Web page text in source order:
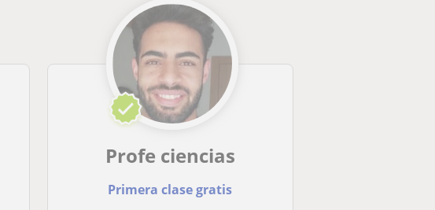
Profe ciencias
Primera clase gratis